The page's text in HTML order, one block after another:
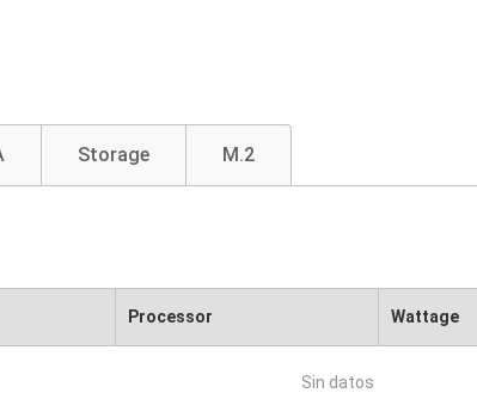
Storage M.2
Processor Wattage
Sin datos